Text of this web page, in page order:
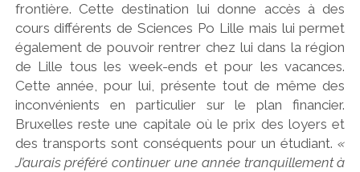
frontière. Cette destination lui donne accès à des
cours différents de Sciences Po Lille mais lui permet
également de pouvoir rentrer chez lui dans la région
de Lille tous les week-ends et pour les vacances.
Cette année, pour lui, présente tout de même des
inconvénients en particulier sur le plan financier.
Bruxelles reste une capitale où le prix des loyers et
des transports sont conséquents pour un étudiant.«
J’aurais préféré continuer une année tranquillement à